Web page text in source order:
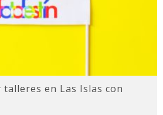
talleres en Las Islas con